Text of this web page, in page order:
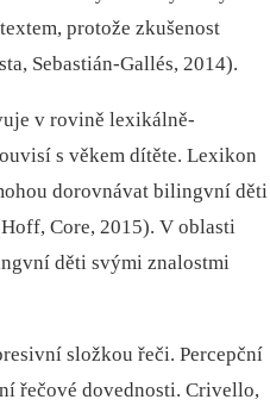
protože zkušenost
Sebastián-Gallés, 2014).
v rovině lexikálně-
s věkem dítěte. Lexikon
dorovnávat bilingvní děti
Core, 2015). V oblasti
děti svými znalostmi
složkou řeči. Percepční
řečové dovednosti. Crivello,